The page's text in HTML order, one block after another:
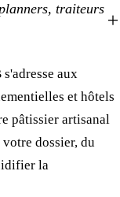
traiteurs
aux
et hôtels
pâtissier artisanal
dossier, du
la